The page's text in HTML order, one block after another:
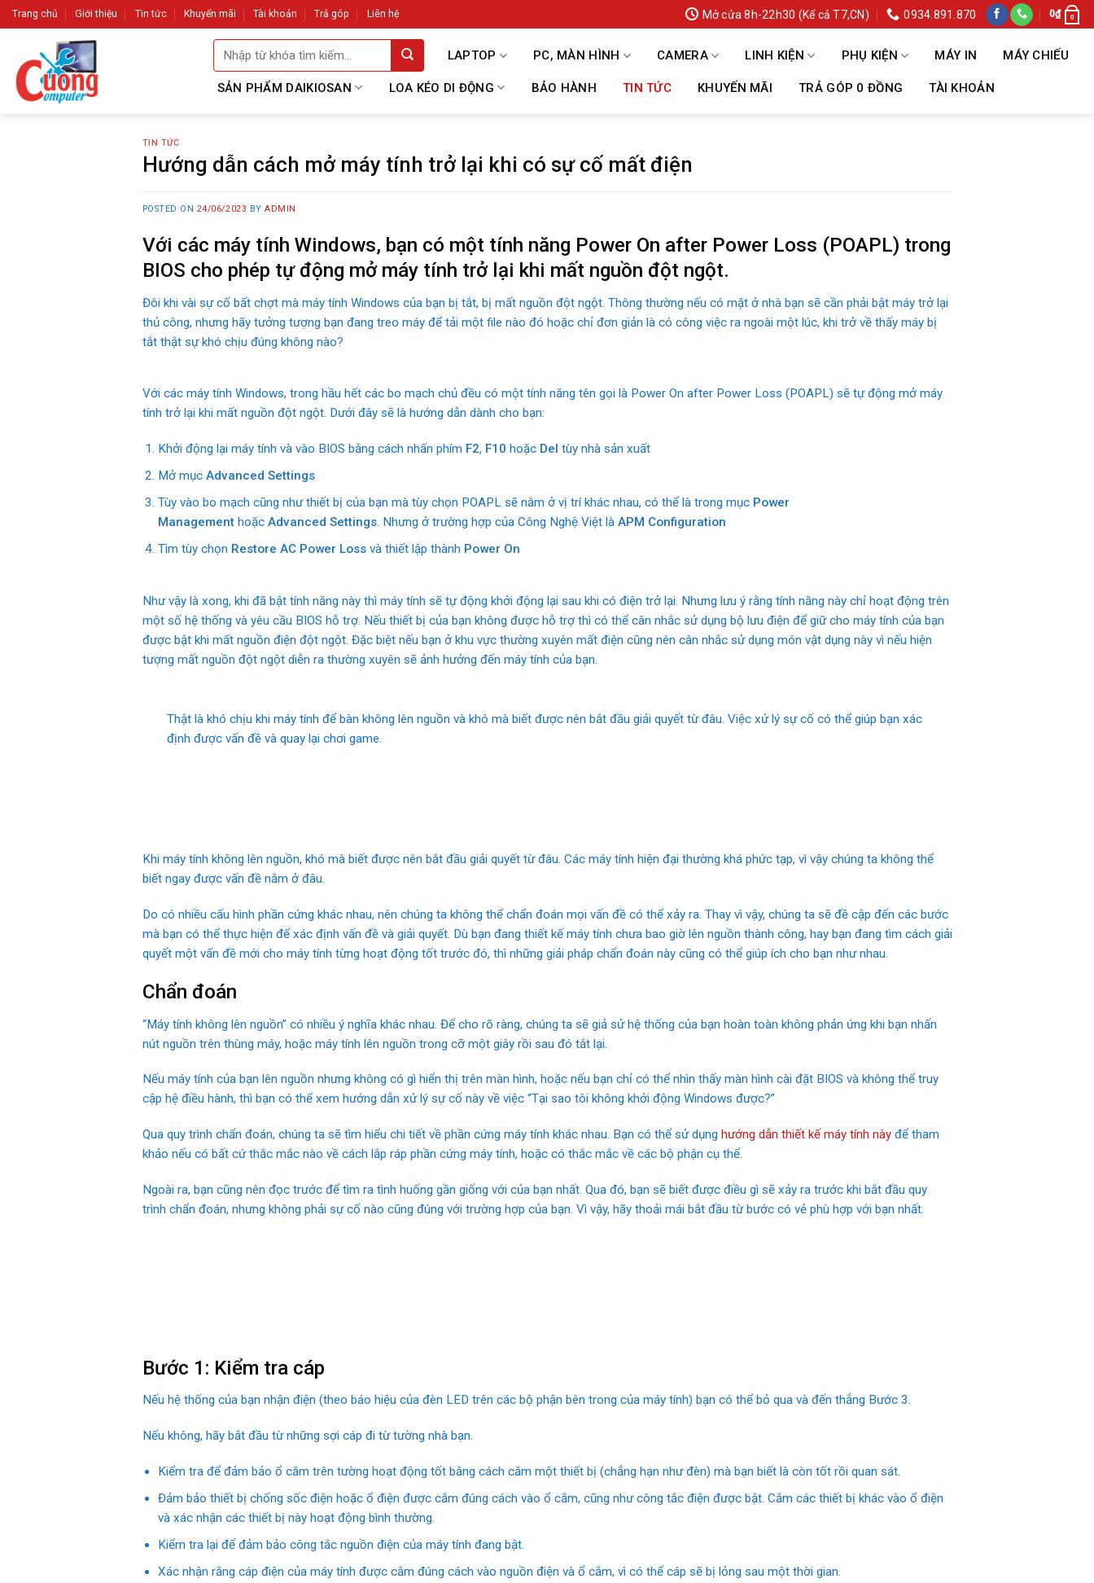
Skip
to
Trang chủ Giới thiệu Tin tức Khuyến mãi Tài khoản Trả góp Liên hệ Mở cửa 8h-22h30 (Kể cả T7,CN) 0934.891.870 0₫ 0
Tìm
kiếm:
LAPTOP PC, MÀN HÌNH CAMERA LINH KIỆN PHỤ KIỆN MÁY IN MÁY CHIẾU
SẢN PHẨM DAIKIOSAN LOA KÉO DI ĐỘNG BẢO HÀNH TIN TỨC KHUYẾN MÃI TRẢ GÓP 0 ĐỒNG TÀI KHOẢN
TIN TỨC
Hướng dẫn cách mở máy tính trở lại khi có sự cố mất điện
POSTED ON 24/06/2023 BYADMIN
Với các máy tính Windows, bạn có một tính năng Power On after Power Loss (POAPL) trong
BIOS cho phép tự động mở máy tính trở lại khi mất nguồn đột ngột.
Đôi khi vài sự cố bất chợt mà máy tính Windows của bạn bị tắt, bị mất nguồn đột ngột. Thông thường nếu có mặt ở nhà bạn sẽ cần phải bật máy trở lại
thủ công, nhưng hãy tưởng tượng bạn đang treo máy để tải một file nào đó hoặc chỉ đơn giản là có công việc ra ngoài một lúc, khi trở về thấy máy bị
tắt thật sự khó chịu đúng không nào?
Với các máy tính Windows, trong hầu hết các bo mạch chủ đều có một tính năng tên gọi là Power On after Power Loss (POAPL) sẽ tự động mở máy
tính trở lại khi mất nguồn đột ngột. Dưới đây sẽ là hướng dẫn dành cho bạn:
Khởi động lại máy tính và vào BIOS bằng cách nhấn phím F2, F10 hoặc Deltùy nhà sản xuất
Mở mụcAdvanced Settings
Tùy vào bo mạch cũng như thiết bị của bạn mà tùy chọn POAPL sẽ nằm ở vị trí khác nhau, có thể là trong mục Power
Management hoặcAdvanced Settings. Nhưng ở trường hợp của Công Nghệ Việt làAPM Configuration
Tìm tùy chọn Restore AC Power Loss và thiết lập thành Power On
Như vậy là xong, khi đã bật tính năng này thì máy tính sẽ tự động khởi động lại sau khi có điện trở lại. Nhưng lưu ý rằng tính năng này chỉ hoạt động trên
một số hệ thống và yêu cầu BIOS hỗ trợ. Nếu thiết bị của bạn không được hỗ trợ thì có thể cân nhắc sử dụng bộ lưu điện để giữ cho máy tính của bạn
được bật khi mất nguồn điện đột ngột. Đặc biệt nếu bạn ở khu vực thường xuyên mất điện cũng nên cân nhắc sử dụng món vật dụng này vì nếu hiện
tượng mất nguồn đột ngột diễn ra thường xuyên sẽ ảnh hưởng đến máy tính của bạn.
Thật là khó chịu khi máy tính để bàn không lên nguồn và khó mà biết được nên bắt đầu giải quyết từ đâu. Việc xử lý sự cố có thể giúp bạn xác
định được vấn đề và quay lại chơi game.
Khi máy tính không lên nguồn, khó mà biết được nên bắt đầu giải quyết từ đâu. Các máy tính hiện đại thường khá phức tạp, vì vậy chúng ta không thể
biết ngay được vấn đề nằm ở đâu.
Do có nhiều cấu hình phần cứng khác nhau, nên chúng ta không thể chẩn đoán mọi vấn đề có thể xảy ra. Thay vì vậy, chúng ta sẽ đề cập đến các bước
mà bạn có thể thực hiện để xác định vấn đề và giải quyết. Dù bạn đang thiết kế máy tính chưa bao giờ lên nguồn thành công, hay bạn đang tìm cách giải
quyết một vấn đề mới cho máy tính từng hoạt động tốt trước đó, thì những giải pháp chẩn đoán này cũng có thể giúp ích cho bạn như nhau.
Chẩn đoán
“Máy tính không lên nguồn” có nhiều ý nghĩa khác nhau. Để cho rõ ràng, chúng ta sẽ giả sử hệ thống của bạn hoàn toàn không phản ứng khi bạn nhấn
nút nguồn trên thùng máy, hoặc máy tính lên nguồn trong cỡ một giây rồi sau đó tắt lại.
Nếu máy tính của bạn lên nguồn nhưng không có gì hiển thị trên màn hình, hoặc nếu bạn chỉ có thể nhìn thấy màn hình cài đặt BIOS và không thể truy
cập hệ điều hành, thì bạn có thể xem hướng dẫn xử lý sự cố này về việc “Tại sao tôi không khởi động Windows được?”
Qua quy trình chẩn đoán, chúng ta sẽ tìm hiểu chi tiết về phần cứng máy tính khác nhau. Bạn có thể sử dụng hướng dẫn thiết kế máy tính nàyđể tham
khảo nếu có bất cứ thắc mắc nào về cách lắp ráp phần cứng máy tính, hoặc có thắc mắc về các bộ phận cụ thể.
Ngoài ra, bạn cũng nên đọc trước để tìm ra tình huống gần giống với của bạn nhất. Qua đó, bạn sẽ biết được điều gì sẽ xảy ra trước khi bắt đầu quy
trình chẩn đoán, nhưng không phải sự cố nào cũng đúng với trường hợp của bạn. Vì vậy, hãy thoải mái bắt đầu từ bước có vẻ phù hợp với bạn nhất.
Bước 1: Kiểm tra cáp
Nếu hệ thống của bạn nhận điện (theo báo hiệu của đèn LED trên các bộ phận bên trong của máy tính) bạn có thể bỏ qua và đến thẳng Bước 3.
Nếu không, hãy bắt đầu từ những sợi cáp đi từ tường nhà bạn.
Kiểm tra để đảm bảo ổ cắm trên tường hoạt động tốt bằng cách cắm một thiết bị (chẳng hạn như đèn) mà bạn biết là còn tốt rồi quan sát.
Đảm bảo thiết bị chống sốc điện hoặc ổ điện được cắm đúng cách vào ổ cắm, cũng như công tắc điện được bật. Cắm các thiết bị khác vào ổ điện
và xác nhận các thiết bị này hoạt động bình thường.
Kiểm tra lại để đảm bảo công tắc nguồn điện của máy tính đang bật.
Xác nhận rằng cáp điện của máy tính được cắm đúng cách vào nguồn điện và ổ cắm, vì có thể cáp sẽ bị lỏng sau một thời gian.